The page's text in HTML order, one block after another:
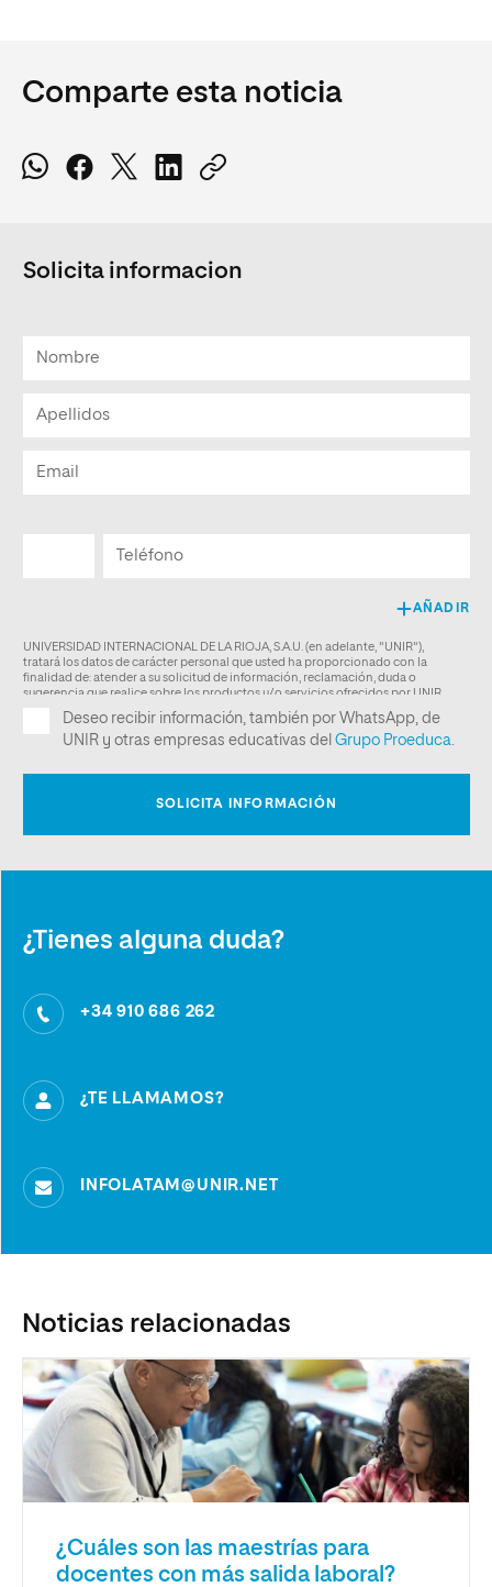
Comparte esta noticia
Solicita informacion
¿Tienes alguna duda?
+34 910 686 262
¿TE LLAMAMOS?
INFOLATAM@UNIR.NET
Noticias relacionadas
¿Cuáles son las maestrías para
docentes con más salida laboral?